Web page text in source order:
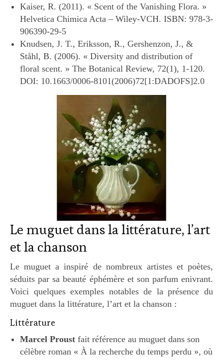
Kaiser, R. (2011). « Scent of the Vanishing Flora. »
Helvetica Chimica Acta – Wiley-VCH. ISBN: 978-3-
906390-29-5
Knudsen, J. T., Eriksson, R., Gershenzon, J., &
Ståhl, B. (2006). « Diversity and distribution of
floral scent. » The Botanical Review, 72(1), 1-120.
DOI: 10.1663/0006-8101(2006)72[1:DADOFS]2.0
Le muguet dans la littérature, l’art
et la chanson
Le muguet a inspiré de nombreux artistes et poètes,
séduits par sa beauté éphémère et son parfum enivrant.
Voici quelques exemples notables de la présence du
muguet dans la littérature, l’art et la chanson :
Littérature
Marcel Proust fait référence au muguet dans son
célèbre roman « À la recherche du temps perdu », où